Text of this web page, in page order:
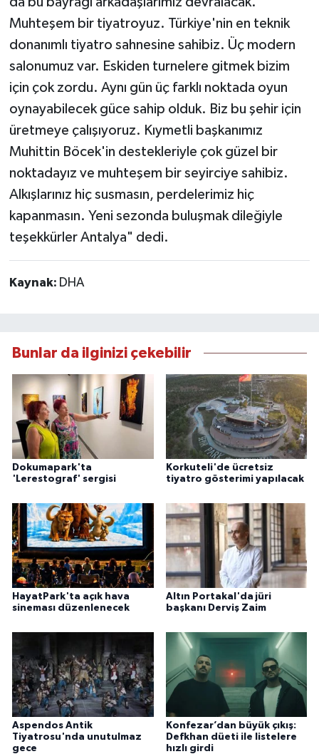
Muhteşem bir tiyatroyuz. Türkiye'nin en teknik
donanımlı tiyatro sahnesine sahibiz. Üç modern
salonumuz var. Eskiden turnelere gitmek bizim
için çok zordu. Aynı gün üç farklı noktada oyun
oynayabilecek güce sahip olduk. Biz bu şehir için
üretmeye çalışıyoruz. Kıymetli başkanımız
Muhittin Böcek'in destekleriyle çok güzel bir
noktadayız ve muhteşem bir seyirciye sahibiz.
Alkışlarınız hiç susmasın, perdelerimiz hiç
kapanmasın. Yeni sezonda buluşmak dileğiyle
teşekkürler Antalya" dedi.
Kaynak: DHA
Bunlar da ilginizi çekebilir
Dokumapark'ta
'Lerestograf' sergisi
Korkuteli'de ücretsiz
tiyatro gösterimi yapılacak
HayatPark'ta açık hava
sineması düzenlenecek
Altın Portakal'da jüri
başkanı Derviş Zaim
Aspendos Antik
Tiyatrosu'nda unutulmaz
gece
Konfezar’dan büyük çıkış:
Defkhan düeti ile listelere
hızlı girdi